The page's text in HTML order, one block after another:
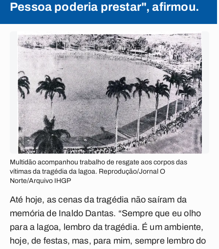
Pessoa poderia prestar", afirmou.
Multidão acompanhou trabalho de resgate aos corpos das
vítimas da tragédia da lagoa. Reprodução/Jornal O
Norte/Arquivo IHGP
Até hoje, as cenas da tragédia não saíram da
memória de Inaldo Dantas. “Sempre que eu olho
para a lagoa, lembro da tragédia. É um ambiente,
hoje, de festas, mas, para mim, sempre lembro do